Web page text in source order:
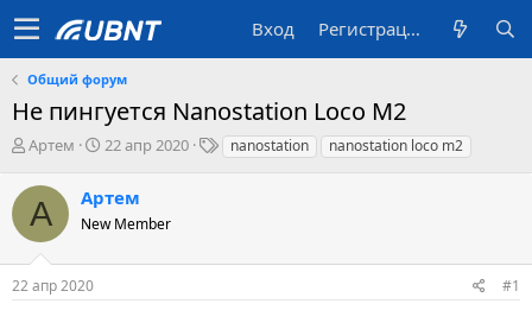
Вход Регистрация
Общий форум
Не пингуется Nanostation Loco M2
А
т
о
р
е
м
Артем
Д
а
с
з
22 апр 2020
Tnanostation nanostation loco m2
А Артем
New Member
22 апр 2020 #1